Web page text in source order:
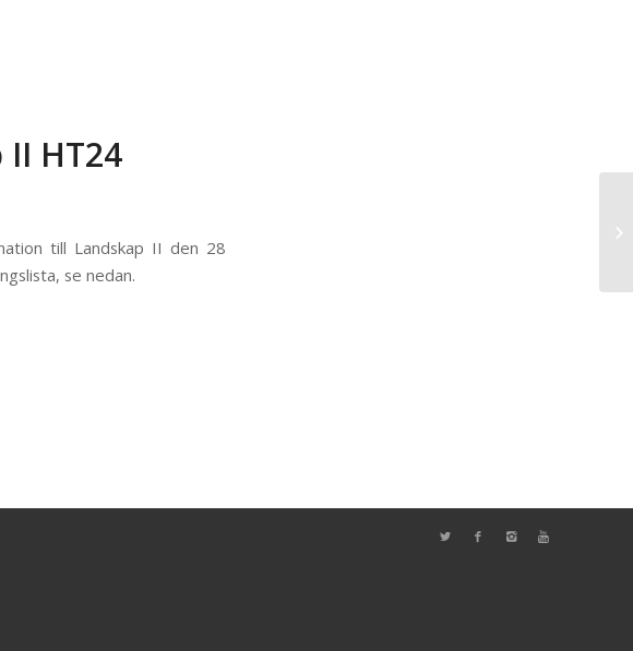
HT24
till Landskap II den 28
se nedan.